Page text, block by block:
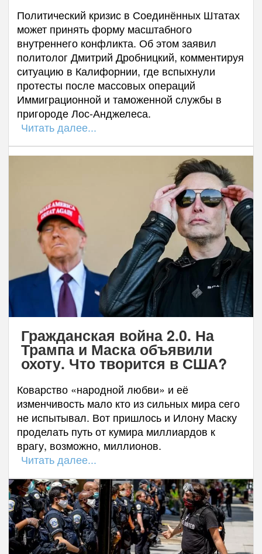
Политический кризис в Соединённых Штатах
может принять форму масштабного
внутреннего конфликта. Об этом заявил
политолог Дмитрий Дробницкий, комментируя
ситуацию в Калифорнии, где вспыхнули
протесты после массовых операций
Иммиграционной и таможенной службы в
пригороде Лос-Анджелеса.
Читать далее...
Гражданская война 2.0. На
Трампа и Маска объявили
охоту. Что творится в США?
Коварство «народной любви» и её
изменчивость мало кто из сильных мира сего
не испытывал. Вот пришлось и Илону Маску
проделать путь от кумира миллиардов к
врагу, возможно, миллионов.
Читать далее...